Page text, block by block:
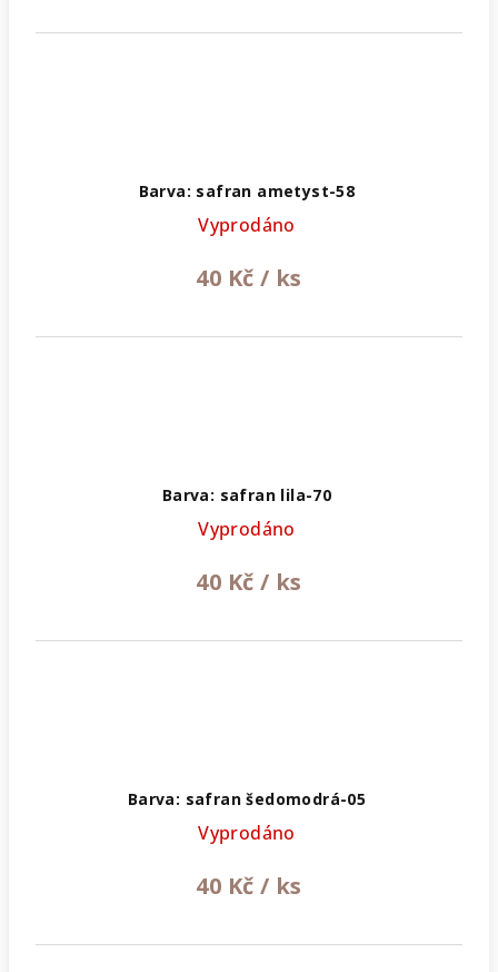
Barva: safran ametyst-58
Vyprodáno
40 Kč / ks
Barva: safran lila-70
Vyprodáno
40 Kč / ks
Barva: safran šedomodrá-05
Vyprodáno
40 Kč / ks